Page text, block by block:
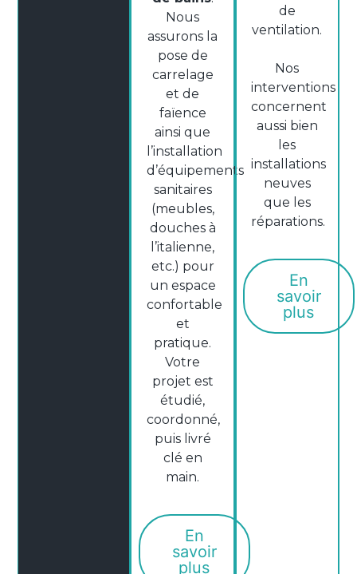
Nous
assurons la
pose de
carrelage
et de
faïence
ainsi que
l’installation
d’équipements
sanitaires
(meubles,
douches à
l’italienne,
etc.) pour
un espace
confortable
et
pratique.
Votre
projet est
étudié,
coordonné,
puis livré
clé en
main.
En
savoir
plus
de
ventilation.
Nos
interventions
concernent
aussi bien
les
installations
neuves
que les
réparations.
En
savoir
plus